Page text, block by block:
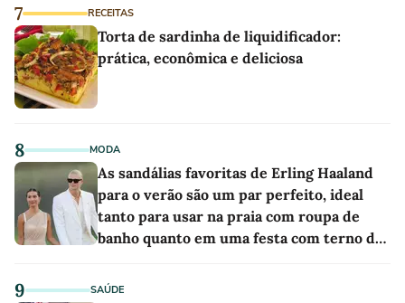
7 RECEITAS
Torta de sardinha de liquidificador:
prática, econômica e deliciosa
8 MODA
As sandálias favoritas de Erling Haaland
para o verão são um par perfeito, ideal
tanto para usar na praia com roupa de
banho quanto em uma festa com terno de
9 SAÚDE